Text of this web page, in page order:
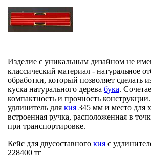
Изделие с уникальным дизайном не
классический материал - натуральное
обработки, который позволяет
куска натурального дерева бука.
компактность и прочность
удлинитель для кия 345 мм и место для
встроенная ручка, расположенная в
при транспортировке.
Кейс для двусоставного кия с
228400 тг